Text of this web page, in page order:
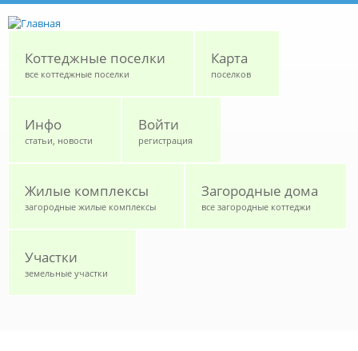
Коттеджные поселки
все коттеджные поселки
Карта
поселков
Инфо
статьи, новости
Войти
регистрация
Жилые комплексы
загородные жилые комплексы
Загородные дома
все загородные коттеджи
Участки
земельные участки